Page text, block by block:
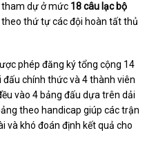
tham dự ở mức 18 câu lạc bộ
theo thứ tự các đội hoàn tất thủ
phép đăng ký tổng cộng 14
chính thức và 4 thành viên
vào 4 bảng đấu dựa trên dải
theo handicap giúp các trận
và khó đoán định kết quả cho